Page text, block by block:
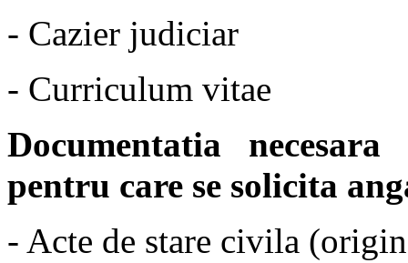
- Cazier judiciar
- Curriculum vitae
Documentatia
pentru care se solicita
- Acte de stare civila